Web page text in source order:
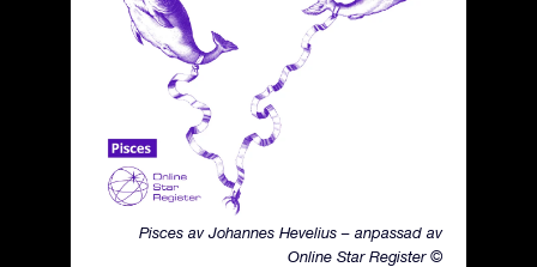
Pisces av Johannes Hevelius – anpassad av
Online Star Register ©